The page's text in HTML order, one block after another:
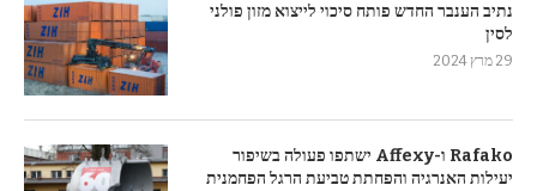
נתיב הענבר החדש פותח סיכוי לייצוא מזון פולני
לסין
29 מרץ 2024
Rafako ו-Affexy ישתפו פעולה בשיפור
יעילות האנרגיה והפחתת טביעת הרגל הפחמנית